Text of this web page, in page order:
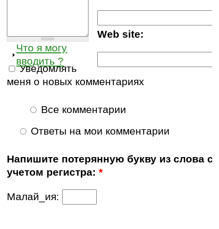
Web site:
Что я могу
вводить ?
Уведомлять
меня о новых комментариях
Все комментарии
Ответы на мои комментарии
Напишите потерянную букву из слова с
учетом регистра:*
Малай_ия: